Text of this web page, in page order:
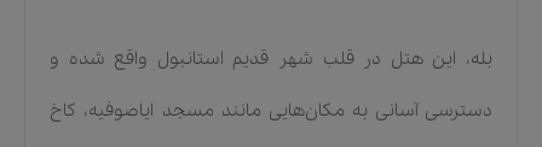
بله، این هتل در قلب شهر قدیم استانبول واقع شده و
دسترسی آسانی به مکان‌هایی مانند مسجد ایاصوفیه، کاخ